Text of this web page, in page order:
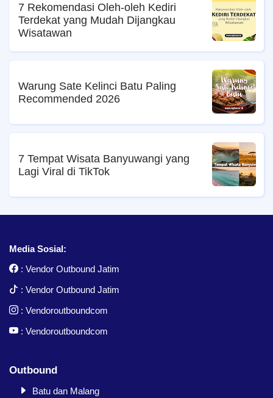
7 Rekomendasi Oleh-oleh Kediri
Terdekat yang Mudah Dijangkau
Wisatawan
Warung Sate Kelinci Batu Paling
Recommended 2026
7 Tempat Wisata Banyuwangi yang
Lagi Viral di TikTok
Media Sosial:
: Vendor Outbound Jatim
: Vendor Outbound Jatim
: Vendoroutboundcom
: Vendoroutboundcom
Outbound
Batu dan Malang